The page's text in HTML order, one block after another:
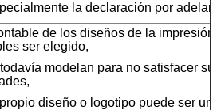
la declaración por
de los diseños de la impresión
ser elegido,
modelan para no satisfacer
diseño o logotipo puede ser